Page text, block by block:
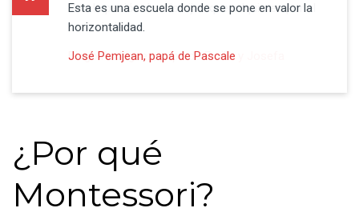
¿Por qué
Montessori?
Esta es una escuela donde se pone en valor la
horizontalidad.
José Pemjean, papá de Pascale
Veo la pasión de mis hijas que adquieren por el
conocimiento.
Diego Rodriguez, papá de Emilia y Josefa